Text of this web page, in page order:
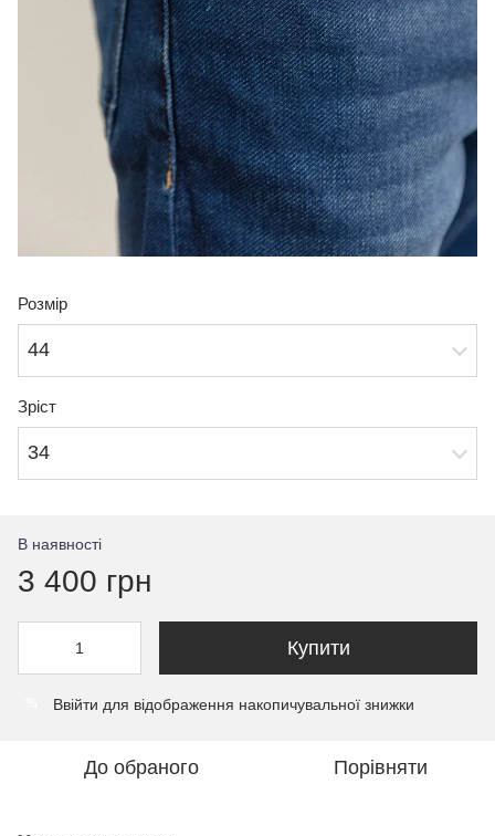
Розмір
44
Зріст
34
В наявності
3 400 грн
Купити
Ввійти для відображення накопичувальної знижки
До обраного Порівняти